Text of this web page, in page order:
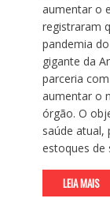
aumentar o
registraram
pandemia
gigante da
parceria
aumentar o
órgão. O
saúde atual,
estoques de
LEIA MAIS